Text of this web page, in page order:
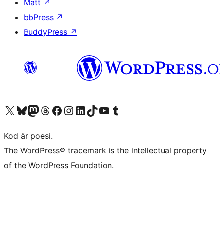
Matt ↗
bbPress ↗
BuddyPress ↗
Besök vår X-konto (f.d. Twitter)
Besök vårt Bluesky-konto
Besök vårt Mastodon-konto
Besök vårt Thread-konto
Besök vår Facebook-sidaBesök vårt Instagram-konto
Besök vårt LinkedIn-konto
Besök vårt TikTok-konto
Besök vår YouTube-kanalBesök vårt Tumblr-konto
Kod är poesi.
The WordPress® trademark is the intellectual property
of the WordPress Foundation.